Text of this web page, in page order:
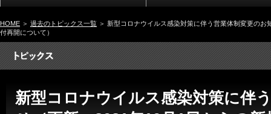
HOME ＞ 過去のトピックス一覧 ＞ 新型コロナウイルス感染対策に伴う営業体制変更の
付再開について）
新型コロナウイルス感染対策に伴